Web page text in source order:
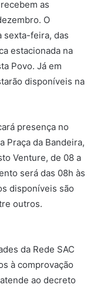
as
O
sexta-feira, das
estacionada na
Povo. Já em
disponíveis na
presença no
Praça da Bandeira,
Venture, de 08 a
será das 08h às
disponíveis são
outros.
da Rede SAC
à comprovação
ao decreto